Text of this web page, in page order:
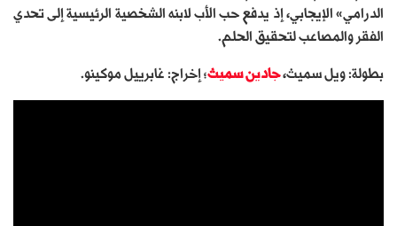
الدرامي» الإيجابي، إذ يدفع حب الأب لابنه الشخصية الرئيسية إلى تحدي
الفقر والمصاعب لتحقيق الحلم.
بطولة: ويل سميث،جادين سميث؛ إخراج: غابرييل موكينو.